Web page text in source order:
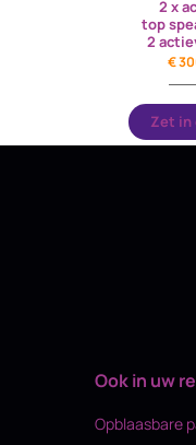
2 x
top
2
€
Zet in
Ook in uw
Opblaasbare